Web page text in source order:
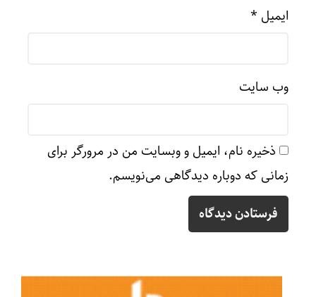
ایمیل *
وب‌ سایت
ذخیره نام، ایمیل و وبسایت من در مرورگر برای
زمانی که دوباره دیدگاهی می‌نویسم.